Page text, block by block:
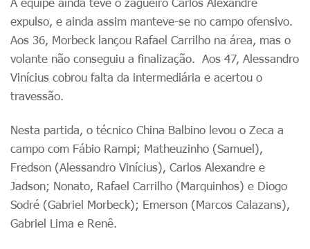
expulso, e ainda assim manteve-se no campo ofensivo.
Aos 36, Morbeck lançou Rafael Carrilho na área, mas o
volante não conseguiu a finalização. Aos 47, Alessandro
Vinícius cobrou falta da intermediária e acertou o
travessão.
Nesta partida, o técnico China Balbino levou o Zeca a
campo com Fábio Rampi; Matheuzinho (Samuel),
Fredson (Alessandro Vinícius), Carlos Alexandre e
Jadson; Nonato, Rafael Carrilho (Marquinhos) e Diogo
Sodré (Gabriel Morbeck); Emerson (Marcos Calazans),
Gabriel Lima e Renê.